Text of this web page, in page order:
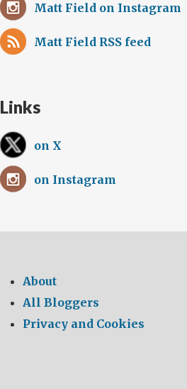
Matt Field on Instagram
Matt Field RSS feed
Links
on X
on Instagram
About
All Bloggers
Privacy and Cookies